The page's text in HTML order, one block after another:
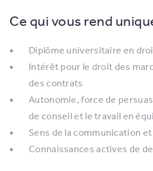
Ce qui vous rend
Diplôme universitaire en
Intérêt pour le droit des
des contrats
Autonomie, force de
de conseil et le travail en
Sens de la communication
Connaissances actives de